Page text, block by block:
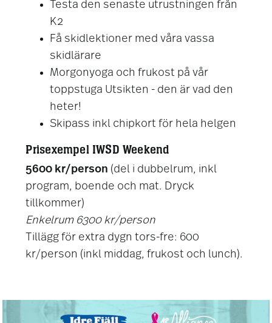
Testa den senaste utrustningen från
K2
Få skidlektioner med våra vassa
skidlärare
Morgonyoga och frukost på vår
toppstuga Utsikten - den är vad den
heter!
Skipass inkl chipkort för hela helgen
Prisexempel IWSD Weekend
5600 kr/person (del i dubbelrum, inkl
program, boende och mat. Dryck
tillkommer)
Enkelrum 6300 kr/person
Tillägg för extra dygn tors-fre: 600
kr/person (inkl middag, frukost och lunch).